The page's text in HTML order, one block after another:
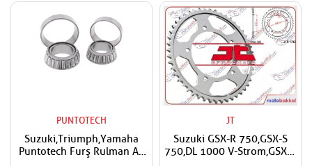
PUNTOTECH
Suzuki,Triumph,Yamaha
Puntotech Furş Rulman Alt
JT
Suzuki GSX-R 750,GSX-S
750,DL 1000 V-Strom,GSX-R